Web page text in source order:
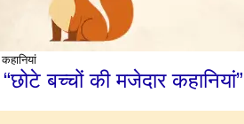
बच्चों की मजेदार कहानियां”